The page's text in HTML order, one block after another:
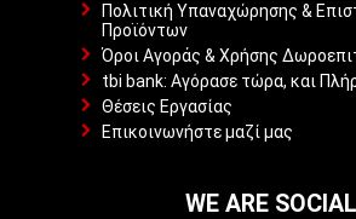
Πολιτική Υπαναχώρησης &
Προϊόντων
Όροι Αγοράς & Χρήσης
tbi bank: Αγόρασε τώρα, και
Θέσεις Εργασίας
Επικοινωνήστε μαζί μας
WE ARE SOCIAL